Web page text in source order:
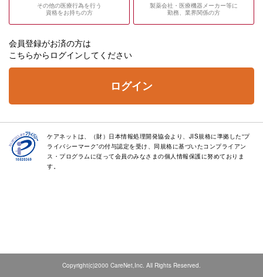
その他の医療行為を行う
資格をお持ちの方
製薬会社・医療機器メーカー等に
勤務、業界関係の方
会員登録がお済の方は
こちらからログインしてください
ログイン
ケアネットは、（財）日本情報処理開発協会より、JIS規格に準拠した“プ
ライバシーマーク”の付与認定を受け、同規格に基づいたコンプライアン
ス・プログラムに従って会員のみなさまの個人情報保護に努めておりま
す。
Copyright(c)2000 CareNet,Inc. All Rights Reserved.